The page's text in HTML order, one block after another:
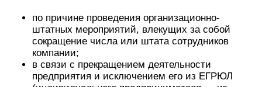
по причине проведения организационно-
штатных мероприятий, влекущих за собой
сокращение числа или штата сотрудников
компании;
в связи с прекращением деятельности
предприятия и исключением его из ЕГРЮЛ